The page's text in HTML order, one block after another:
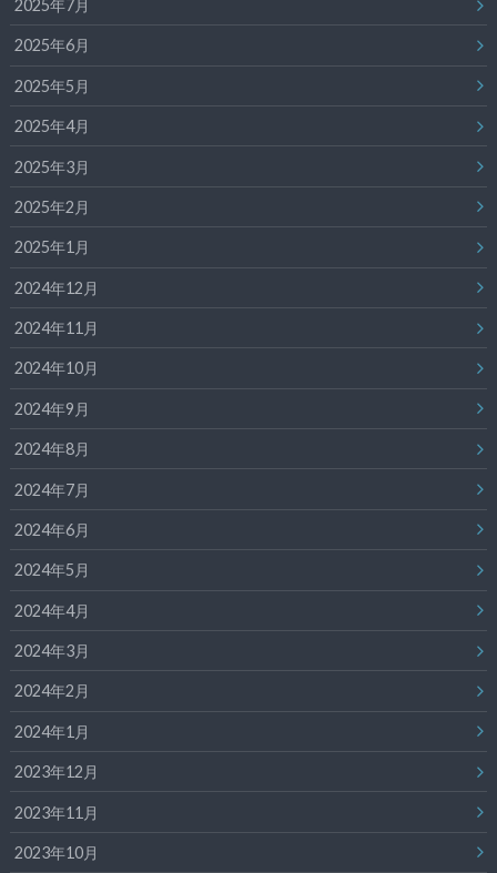
2025年7月
2025年6月
2025年5月
2025年4月
2025年3月
2025年2月
2025年1月
2024年12月
2024年11月
2024年10月
2024年9月
2024年8月
2024年7月
2024年6月
2024年5月
2024年4月
2024年3月
2024年2月
2024年1月
2023年12月
2023年11月
2023年10月